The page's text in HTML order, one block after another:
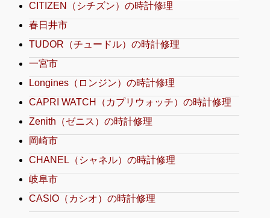
CITIZEN（シチズン）の時計修理
春日井市
TUDOR（チュードル）の時計修理
一宮市
Longines（ロンジン）の時計修理
CAPRI WATCH（カプリウォッチ）の時計修理
Zenith（ゼニス）の時計修理
岡崎市
CHANEL（シャネル）の時計修理
岐阜市
CASIO（カシオ）の時計修理